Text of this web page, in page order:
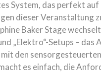
System, das perfekt auf
dieser Veranstaltung
Baker Stage
„Elektro“-Setups – das
den
es einfach, die